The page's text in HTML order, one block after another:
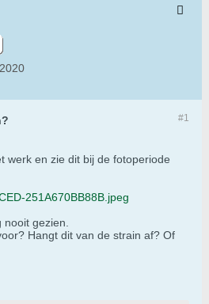
#1
werk en zie dit bij de fotoperiode
251A670BB88B.jpeg
gezien.
Hangt dit van de strain af? Of